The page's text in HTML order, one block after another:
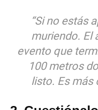
“Si no estás
muriendo. El
evento que
100 metros
listo. Es más